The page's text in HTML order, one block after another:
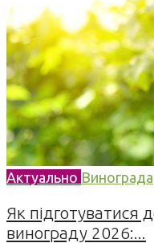
Актуально
Як підготуватися
винограду 2026:...